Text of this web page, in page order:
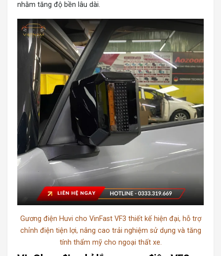
nhằm tăng độ bền lâu dài.
Gương điện Huvi cho VinFast VF3 thiết kế hiện đại, hỗ trợ
chỉnh điện tiện lợi, nâng cao trải nghiệm sử dụng và tăng
tính thẩm mỹ cho ngoại thất xe.